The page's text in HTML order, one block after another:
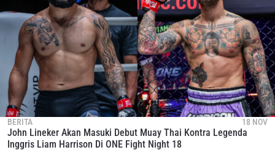
BERITA 18 NOV
John Lineker Akan Masuki Debut Muay Thai Kontra Legenda
Inggris Liam Harrison Di ONE Fight Night 18